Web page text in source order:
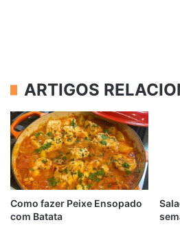
ARTIGOS
Como fazer Peixe Ensopado
com Batata